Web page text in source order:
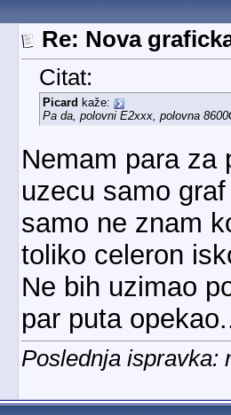
Re: Nova
Citat:
Picard kaže:
Pa da, polovni E2xxx, polovna
Nemam para za
uzecu samo
samo ne znam
toliko celeron
Ne bih uzimao
par puta
Poslednja ispravka: